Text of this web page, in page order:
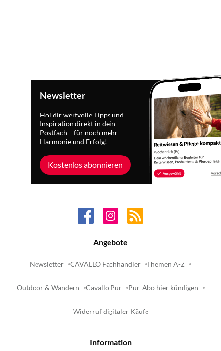
Newsletter
Hol dir wertvolle Tipps und
Inspiration direkt in dein
Postfach – für noch mehr
Harmonie und Erfolg!
Kostenlos abonnieren
Angebote
Newsletter CAVALLO Fachhändler Themen A-Z
Outdoor & Wandern Cavallo Pur Pur-Abo hier kündigen
Widerruf digitaler Käufe
Information